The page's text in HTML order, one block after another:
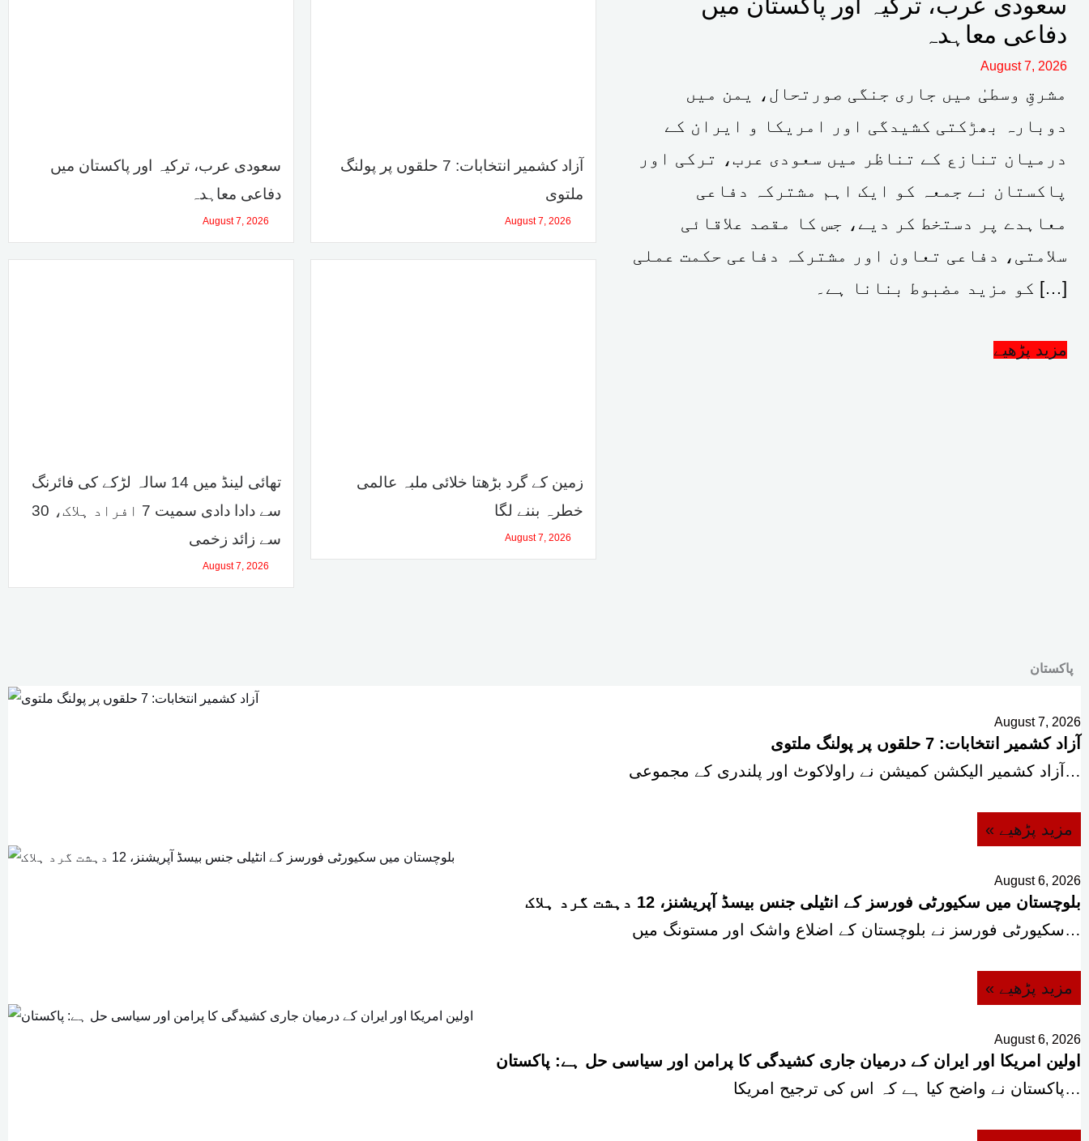
سعودی عرب، ترکیہ اور پاکستان میں
دفاعی معاہدہ
August 7, 2026
آزاد کشمیر انتخابات: 7 حلقوں پر پولنگ
ملتوی
August 7, 2026
تھائی لینڈ میں 14 سالہ لڑکے کی فائرنگ
سے دادا دادی سمیت 7 افراد ہلاک، 30
سے زائد زخمی
August 7, 2026
زمین کے گرد بڑھتا خلائی ملبہ عالمی
خطرہ بننے لگا
August 7, 2026
دفاعی معاہدہ
August 7, 2026
مشرقِ وسطیٰ میں جاری جنگی صورتحال، یمن میں
دوبارہ بھڑکتی کشیدگی اور امریکا و ایران کے
درمیان تنازع کے تناظر میں سعودی عرب، ترکی اور
پاکستان نے جمعہ کو ایک اہم مشترکہ دفاعی
معاہدے پر دستخط کر دیے، جس کا مقصد علاقائی
سلامتی، دفاعی تعاون اور مشترکہ دفاعی حکمت عملی
کو مزید مضبوط بنانا ہے۔ […]
مزید پڑھیے
پاکستان
August 7, 2026
آزاد کشمیر انتخابات: 7 حلقوں پر پولنگ ملتوی
آزاد کشمیر الیکشن کمیشن نے راولاکوٹ اور پلندری کے مجموعی…
« مزید پڑھیے
August 6, 2026
بلوچستان میں سکیورٹی فورسز کے انٹیلی جنس بیسڈ آپریشنز، 12 دہشت گرد ہلاک
سکیورٹی فورسز نے بلوچستان کے اضلاع واشک اور مستونگ میں…
« مزید پڑھیے
August 6, 2026
اولین امریکا اور ایران کے درمیان جاری کشیدگی کا پرامن اور سیاسی حل ہے: پاکستان
پاکستان نے واضح کیا ہے کہ اس کی ترجیح امریکا…